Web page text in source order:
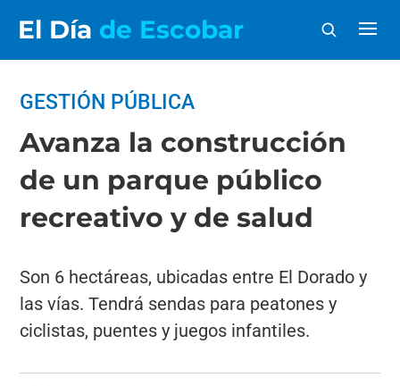
El Día de Escobar
GESTIÓN PÚBLICA
Avanza la construcción
de un parque público
recreativo y de salud
Son 6 hectáreas, ubicadas entre El Dorado y
las vías. Tendrá sendas para peatones y
ciclistas, puentes y juegos infantiles.